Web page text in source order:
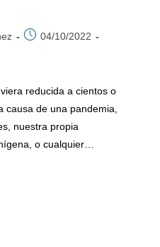
04/10/2022
reducida a cientos o
causa de una pandemia,
nuestra propia
o cualquier…